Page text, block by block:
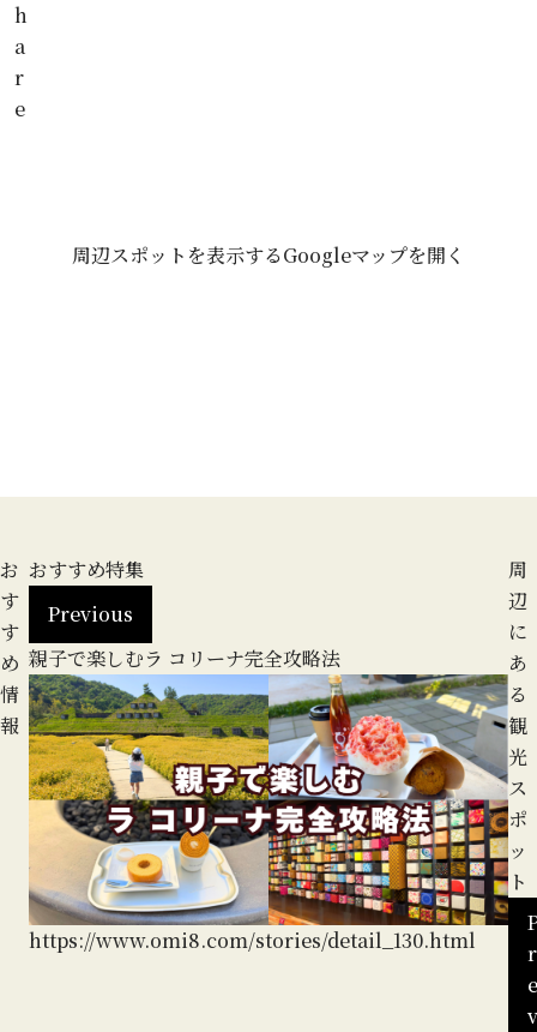
周辺スポットを表示するGoogleマップを開く
h
a
r
e
お
す
す
め
情
報
おすすめ特集
Previous
親子で楽しむラ コリーナ完全攻略法
https://www.omi8.com/stories/detail_130.html
地
る
周
辺
に
あ
る
観
光
ス
ポ
ッ
ト
r
e
v